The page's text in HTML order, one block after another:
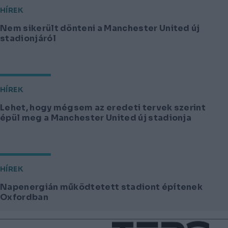
HÍREK
Nem sikerült dönteni a Manchester United új
stadionjáról
HÍREK
Lehet, hogy mégsem az eredeti tervek szerint
épül meg a Manchester United új stadionja
HÍREK
Napenergián működtetett stadiont építenek
Oxfordban
Lábléc